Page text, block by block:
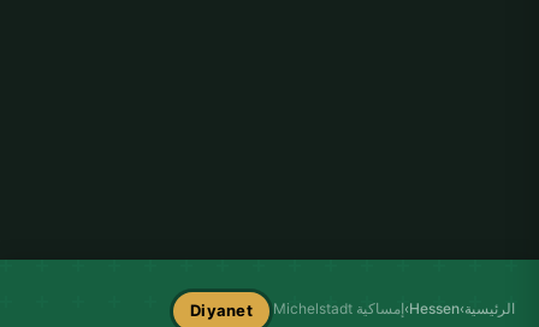
الرئيسية›
Hessen
›إمساكية Michelstadt Diyanet